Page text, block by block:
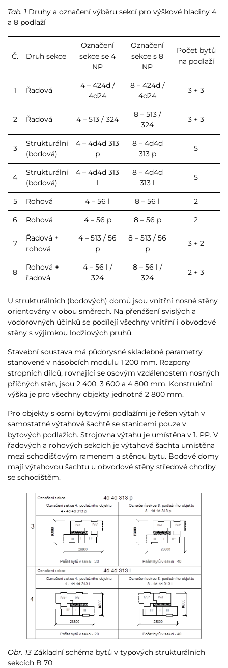
Tab. 1 Druhy a označení výběru sekcí pro výškové hladiny 4
a 8 podlaží
Č. Druh sekce
Označení
sekce se 4
NP
Označení
sekce s 8
NP
Počet bytů
na podlaží
1 Řadová
4 – 424d /
4d24
8 – 424d /
4d24
3 + 3
2 Řadová 4 – 513 / 324
8 – 513 /
324
3 + 3
3
Strukturální
(bodová)
4 – 4d4d 313
p
8 – 4d4d
313 p
5
4
Strukturální
(bodová)
4 – 4d4d 313
l
8 – 4d4d
313 l
5
5 Rohová 4 – 56 l 8 – 56 l
2
6
Rohová 4 – 56 p 8 – 56 p 2
7
Řadová +
rohová
4 – 513 / 56
p
8 – 513 / 56
p
3 + 2
8
Rohová +
řadová
4 – 56 l /
324
8 – 56 l /
324
2 + 3
U strukturálních (bodových) domů jsou vnitřní nosné stěny
orientovány v obou směrech. Na přenášení svislých a
vodorovných účinků se podílejí všechny vnitřní i obvodové
stěny s výjimkou lodžiových pruhů.
Stavební soustava má půdorysné skladebné parametry
stanovené v násobcích modulu 1 200 mm. Rozpony
stropních dílců, rovnající se osovým vzdálenostem nosných
příčných stěn, jsou 2 400, 3 600 a 4 800 mm. Konstrukční
výška je pro všechny objekty jednotná 2 800 mm.
Pro objekty s osmi bytovými podlažími je řešen výtah v
samostatné výtahové šachtě se stanicemi pouze v
bytových podlažích. Strojovna výtahu je umístěna v 1. PP. V
řadových a rohových sekcích je výtahová šachta umístěna
mezi schodišťovým ramenem a stěnou bytu. Bodové domy
mají výtahovou šachtu u obvodové stěny středové chodby
se schodištěm.
Obr. 13 Základní schéma bytů v typových strukturálních
sekcích B 70